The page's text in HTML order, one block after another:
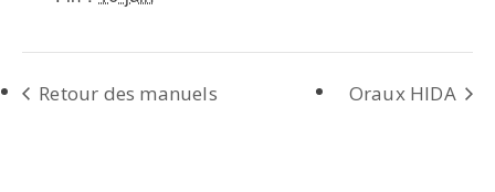
Retour des manuels Oraux HIDA